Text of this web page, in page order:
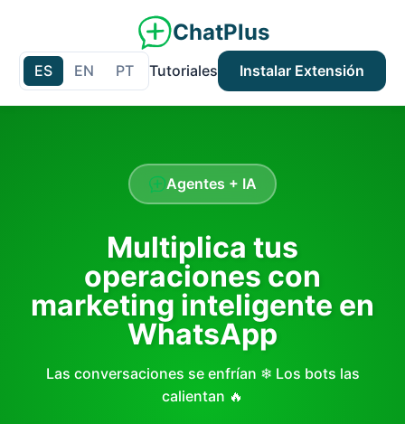
ChatPlus
ES EN PT Tutoriales Instalar Extensión
Agentes + IA
Multiplica tus
operaciones con
marketing inteligente en
WhatsApp
Las conversaciones se enfrían ❄ Los bots las
calientan 🔥